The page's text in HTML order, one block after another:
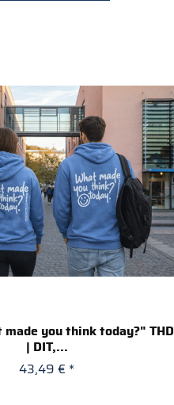
you think today?" THD
| DIT,...
43,49 € *